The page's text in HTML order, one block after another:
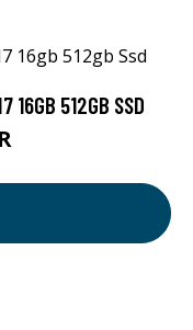
16GB 512GB SSD